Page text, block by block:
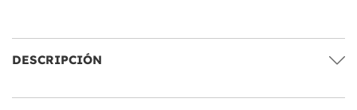
DESCRIPCIÓN